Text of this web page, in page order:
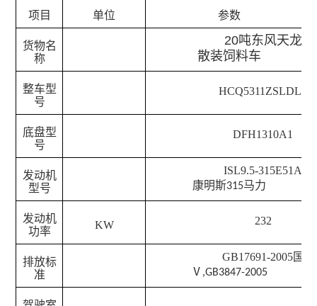
项目 单位 参数
货物名
称
20吨东风天龙
散装饲料车
整车型
号
HCQ5311ZSLDL5
底盘型
号
DFH1310A1
发动机
型号
ISL9.5-315E51A
康明斯315马力
发动机
功率
KW 232
排放标
准
GB17691-2005国
Ⅴ ,GB3847-2005